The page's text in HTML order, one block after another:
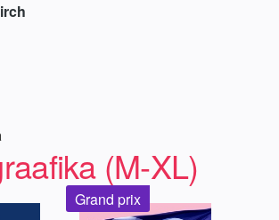
(M-XL)
Grand prix